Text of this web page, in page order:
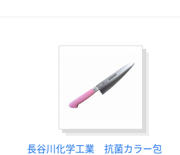
長谷川化学工業 抗菌カラー包